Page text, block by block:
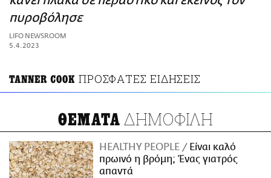
ΑΜΠΑ
PRINT
πυροβόλησε
LIFO NEWSROOM
5.4.2023
TANNER COOK ΠΡΟΣΦΑΤΕΣ ΕΙΔΗΣΕΙΣ
ΘΕΜΑΤΑ ΔΗΜΟΦΙΛΗ
HEALTHY PEOPLE
Είναι καλό
πρωινό η βρόμη; Ένας γιατρός
απαντά